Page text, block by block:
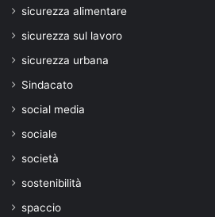
sicurezza alimentare
sicurezza sul lavoro
sicurezza urbana
Sindacato
social media
sociale
società
sostenibilità
spaccio